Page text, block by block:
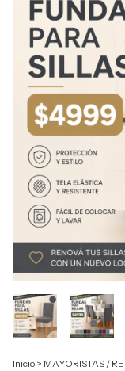
Inicio > MAYORISTAS /